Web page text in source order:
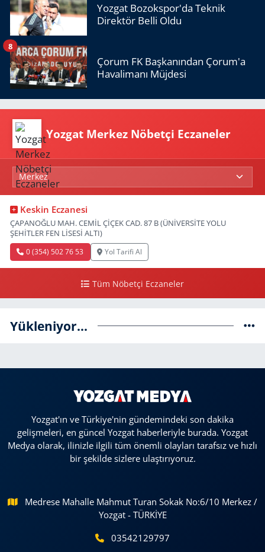
Yozgat Bozokspor'da Teknik
Direktör Belli Oldu
Çorum FK Başkanından Çorum'a
Havalimanı Müjdesi
8
Yozgat Merkez Nöbetçi Eczaneler
Keskin Eczanesi
ÇAPANOĞLU MAH. CEMİL ÇİÇEK CAD. 87 B (ÜNİVERSİTE YOLU
ŞEHİTLER FEN LİSESİ ALTI)
0 (354) 502 76 53 Yol Tarifi Al
Tüm Nöbetçi Eczaneler
Yükleniyor...
Yozgat'ın ve Türkiye'nin gündemindeki son dakika
gelişmeleri, en güncel Yozgat haberleriyle burada. Yozgat
Medya olarak, ilinizle ilgili tüm önemli olayları tarafsız ve hızlı
bir şekilde sizlere ulaştırıyoruz.
Medrese Mahalle Mahmut Turan Sokak No:6/10 Merkez /
Yozgat - TÜRKİYE
03542129797